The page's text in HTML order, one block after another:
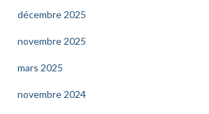
décembre 2025
novembre 2025
mars 2025
novembre 2024